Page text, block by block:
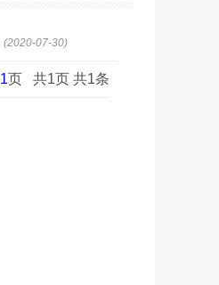
(2020-07-30)
1页 共1页 共1条